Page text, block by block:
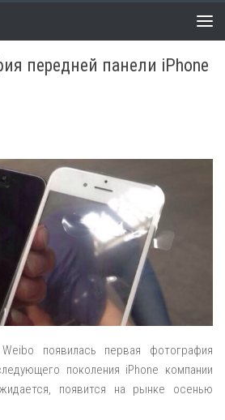
0 COMMENTS
передней панели iPhone
появилась первая фотография
поколения iPhone компании
появится на рынке осенью